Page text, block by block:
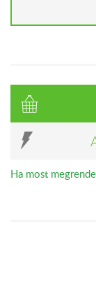
Ha most